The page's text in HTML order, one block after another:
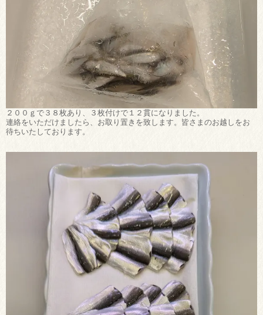
２００ｇで３８枚あり、３枚付けで１２貫になりました。
連絡をいただけましたら、お取り置きを致します。皆さまのお越しをお
待ちいたしております。